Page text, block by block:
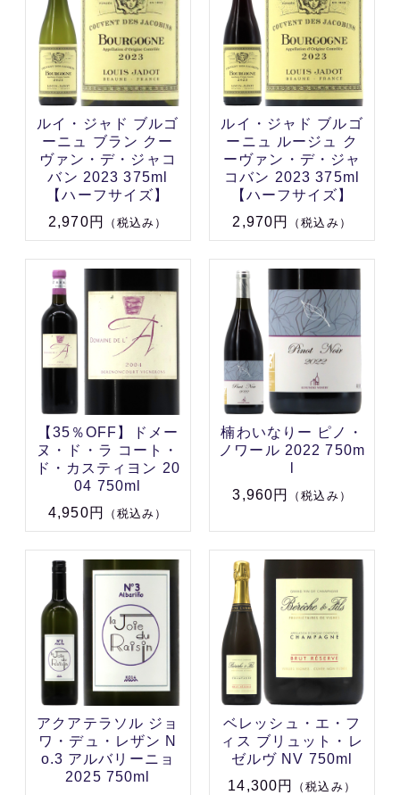
ルイ・ジャド ブルゴ
ーニュ ブラン クー
ヴァン・デ・ジャコ
バン 2023 375ml
【ハーフサイズ】
2,970円
（税込み）
ルイ・ジャド ブルゴ
ーニュ ルージュ ク
ーヴァン・デ・ジャ
コバン 2023 375ml
【ハーフサイズ】
2,970円
（税込み）
【35％OFF】ドメー
ヌ・ド・ラ コート・
ド・カスティヨン 20
04 750ml
4,950円
（税込み）
楠わいなりー ピノ・
ノワール 2022 750m
3,960円
（税込み）
アクアテラソル ジョ
ワ・デュ・レザン N
o.3 アルバリーニョ
2025 750ml
ベレッシュ・エ・フ
ィス ブリュット・レ
ゼルヴ NV 750ml
14,300円
（税込み）